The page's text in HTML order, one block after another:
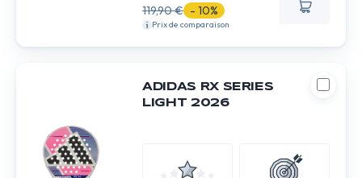
119,90 € - 10%
Prix de comparaison
ADIDAS RX SERIES
LIGHT 2026